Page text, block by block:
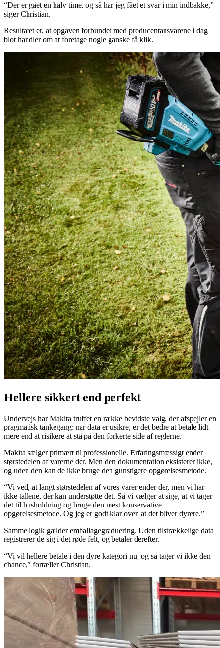
“Der er gået en halv time, og så har jeg fået et svar i min indbakke,”
siger Christian.
Resultatet er, at opgaven forbundet med producentansvarene i dag
blot handler om at foretage nogle ganske få klik.
Hellere sikkert end perfekt
Undervejs har Makita truffet en række bevidste valg, der afspejler en
pragmatisk tankegang: når data er usikre, er det bedre at betale lidt
mere end at risikere at stå på den forkerte side af reglerne.
Makita sælger primært til professionelle. Erfaringsmæssigt ender
størstedelen af varerne der. Men den dokumentation eksisterer ikke,
og uden den kan de ikke bruge den gunstigere opgørelsesmetode.
“Vi ved, at langt størstedelen af vores varer ender der, men vi har
ikke tallene, der kan understøtte det. Så vi vælger at sige, at vi tager
det til husholdning og bruge den mest konservative
opgørelsesmetode. Og jeg er godt klar over, at det bliver dyrere.”
Samme logik gælder emballagegraduering. Uden tilstrækkelige data
registrerer de sig i det røde felt, og betaler derefter.
“Vi vil hellere betale i den dyre kategori nu, og så tager vi ikke den
chance,” fortæller Christian.